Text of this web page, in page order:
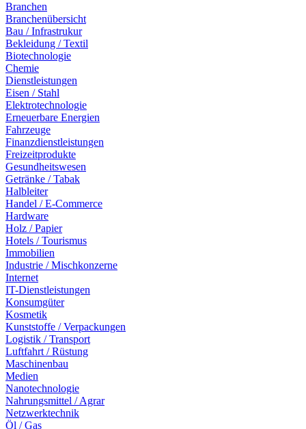
Branchen
Branchenübersicht
Bau / Infrastrukur
Bekleidung / Textil
Biotechnologie
Chemie
Dienstleistungen
Eisen / Stahl
Elektrotechnologie
Erneuerbare Energien
Fahrzeuge
Finanzdienstleistungen
Freizeitprodukte
Gesundheitswesen
Getränke / Tabak
Halbleiter
Handel / E-Commerce
Hardware
Holz / Papier
Hotels / Tourismus
Immobilien
Industrie / Mischkonzerne
Internet
IT-Dienstleistungen
Konsumgüter
Kosmetik
Kunststoffe / Verpackungen
Logistik / Transport
Luftfahrt / Rüstung
Maschinenbau
Medien
Nanotechnologie
Nahrungsmittel / Agrar
Netzwerktechnik
Öl / Gas